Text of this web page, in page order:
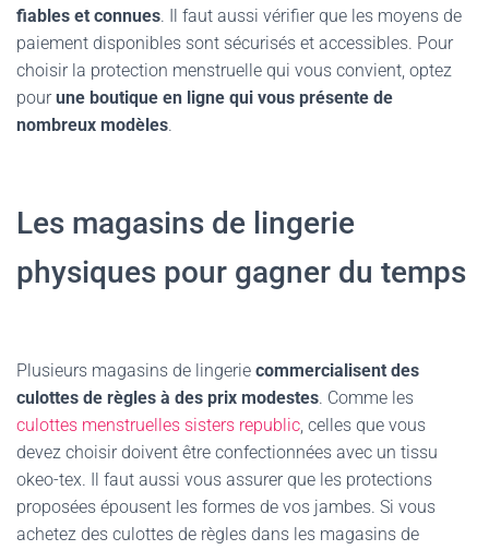
fiables et connues. Il faut aussi vérifier que les moyens de
paiement disponibles sont sécurisés et accessibles. Pour
choisir la protection menstruelle qui vous convient, optez
pourune boutique en ligne qui vous présente de
nombreux modèles.
Les magasins de lingerie
physiques pour gagner du temps
Plusieurs magasins de lingerie commercialisent des
culottes de règles à des prix modestes. Comme les
culottes menstruelles sisters republic, celles que vous
devez choisir doivent être confectionnées avec un tissu
okeo-tex. Il faut aussi vous assurer que les protections
proposées épousent les formes de vos jambes. Si vous
achetez des culottes de règles dans les magasins de